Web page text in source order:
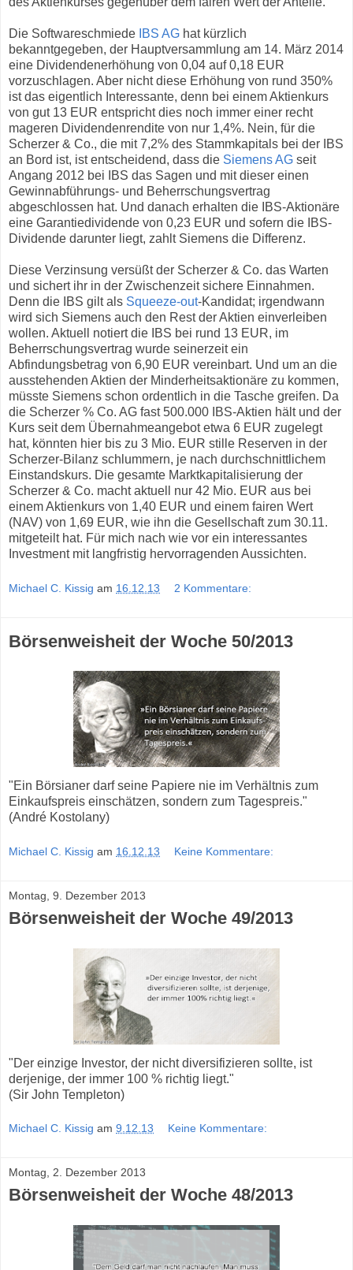
Die Softwareschmiede IBS AG hat kürzlich
bekanntgegeben, der Hauptversammlung am 14. März 2014
eine Dividendenerhöhung von 0,04 auf 0,18 EUR
vorzuschlagen. Aber nicht diese Erhöhung von rund 350%
ist das eigentlich Interessante, denn bei einem Aktienkurs
von gut 13 EUR entspricht dies noch immer einer recht
mageren Dividendenrendite von nur 1,4%. Nein, für die
Scherzer & Co., die mit 7,2% des Stammkapitals bei der IBS
an Bord ist, ist entscheidend, dass die Siemens AG seit
Angang 2012 bei IBS das Sagen und mit dieser einen
Gewinnabführungs- und Beherrschungsvertrag
abgeschlossen hat. Und danach erhalten die IBS-Aktionäre
eine Garantiedividende von 0,23 EUR und sofern die IBS-
Dividende darunter liegt, zahlt Siemens die Differenz.
Diese Verzinsung versüßt der Scherzer & Co. das Warten
und sichert ihr in der Zwischenzeit sichere Einnahmen.
Denn die IBS gilt als Squeeze-out-Kandidat; irgendwann
wird sich Siemens auch den Rest der Aktien einverleiben
wollen. Aktuell notiert die IBS bei rund 13 EUR, im
Beherrschungsvertrag wurde seinerzeit ein
Abfindungsbetrag von 6,90 EUR vereinbart. Und um an die
ausstehenden Aktien der Minderheitsaktionäre zu kommen,
müsste Siemens schon ordentlich in die Tasche greifen. Da
die Scherzer % Co. AG fast 500.000 IBS-Aktien hält und der
Kurs seit dem Übernahmeangebot etwa 6 EUR zugelegt
hat, könnten hier bis zu 3 Mio. EUR stille Reserven in der
Scherzer-Bilanz schlummern, je nach durchschnittlichem
Einstandskurs. Die gesamte Marktkapitalisierung der
Scherzer & Co. macht aktuell nur 42 Mio. EUR aus bei
einem Aktienkurs von 1,40 EUR und einem fairen Wert
(NAV) von 1,69 EUR, wie ihn die Gesellschaft zum 30.11.
mitgeteilt hat. Für mich nach wie vor ein interessantes
Investment mit langfristig hervorragenden Aussichten.
Michael C. Kissig am 16.12.13 2 Kommentare:
Börsenweisheit der Woche 50/2013
"Ein Börsianer darf seine Papiere nie im Verhältnis zum
Einkaufspreis einschätzen, sondern zum Tagespreis."
(André Kostolany)
Michael C. Kissig am 16.12.13 Keine Kommentare:
Montag, 9. Dezember 2013
Börsenweisheit der Woche 49/2013
"Der einzige Investor, der nicht diversifizieren sollte, ist
derjenige, der immer 100 % richtig liegt."
(Sir John Templeton)
Michael C. Kissig am 9.12.13 Keine Kommentare:
Montag, 2. Dezember 2013
Börsenweisheit der Woche 48/2013